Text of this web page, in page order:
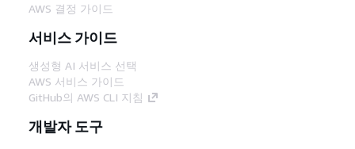
AWS 결정 가이드
서비스 가이드
생성형 AI 서비스 선택
AWS 서비스 가이드
GitHub의 AWS CLI 지침
개발자 도구